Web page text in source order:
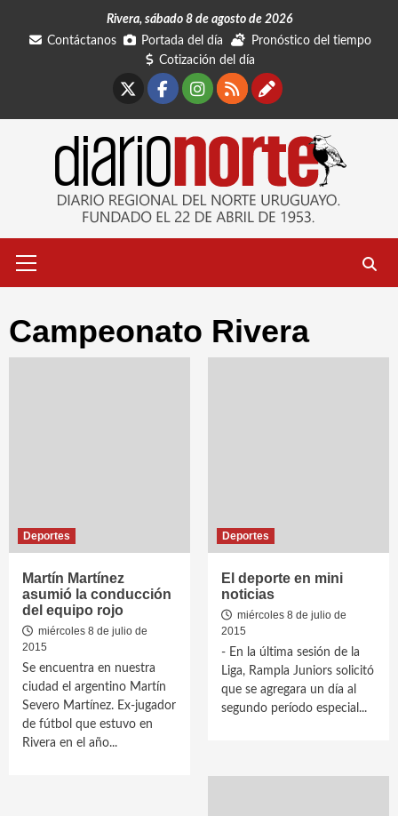
Rivera, sábado 8 de agosto de 2026
Contáctanos
Portada del día
Pronóstico del tiempo
Cotización del día
Facebook
Instagram
RSSContáctanos
primario
Campeonato Rivera
Deportes
Martín Martínez
asumió la conducción
del equipo rojo
miércoles 8 de julio de
2015
Se encuentra en nuestra
ciudad el argentino Martín
Severo Martínez. Ex-jugador
de fútbol que estuvo en
Rivera en el año...
Deportes
El deporte en mini
noticias
miércoles 8 de julio de
2015
- En la última sesión de la
Liga, Rampla Juniors solicitó
que se agregara un día al
segundo período especial...